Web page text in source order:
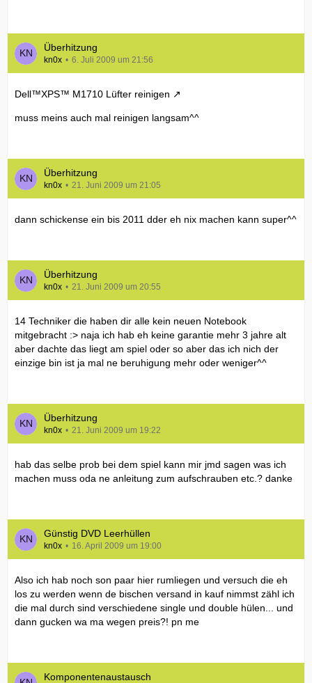
Überhitzung
kn0x 6. Juli 2009 um 21:56
Dell™XPS™ M1710 Lüfter reinigen
muss meins auch mal reinigen langsam^^
Überhitzung
kn0x 21. Juni 2009 um 21:05
dann schickense ein bis 2011 dder eh nix machen kann super^^
Überhitzung
kn0x 21. Juni 2009 um 20:55
14 Techniker die haben dir alle kein neuen Notebook
mitgebracht :> naja ich hab eh keine garantie mehr 3 jahre alt
aber dachte das liegt am spiel oder so aber das ich nich der
einzige bin ist ja mal ne beruhigung mehr oder weniger^^
Überhitzung
kn0x 21. Juni 2009 um 19:22
hab das selbe prob bei dem spiel kann mir jmd sagen was ich
machen muss oda ne anleitung zum aufschrauben etc.? danke
Günstig DVD Leerhüllen
kn0x 16. April 2009 um 19:00
Also ich hab noch son paar hier rumliegen und versuch die eh
los zu werden wenn de bischen versand in kauf nimmst zähl ich
die mal durch sind verschiedene single und double hülen... und
dann gucken wa ma wegen preis?! pn me
Komponentenaustausch